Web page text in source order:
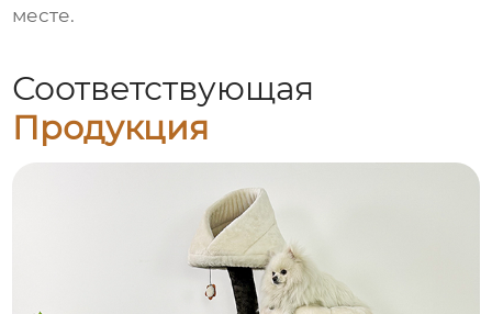
месте.
Соответствующая
Продукция